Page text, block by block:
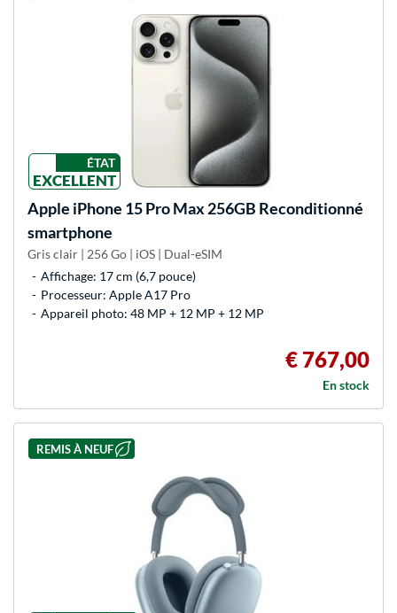
ÉTAT
EXCELLENT
Apple iPhone 15 Pro Max 256GB Reconditionné
smartphone
Gris clair | 256 Go | iOS | Dual-eSIM
Affichage: 17 cm (6,7 pouce)
Processeur: Apple A17 Pro
Appareil photo: 48 MP + 12 MP + 12 MP
€ 767,00
En stock
REMIS À NEUF